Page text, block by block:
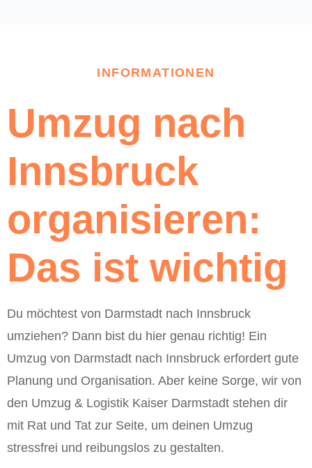
INFORMATIONEN
Umzug nach
Innsbruck
organisieren:
Das ist wichtig
Du möchtest von Darmstadt nach Innsbruck
umziehen? Dann bist du hier genau richtig! Ein
Umzug von Darmstadt nach Innsbruck erfordert gute
Planung und Organisation. Aber keine Sorge, wir von
den Umzug & Logistik Kaiser Darmstadt stehen dir
mit Rat und Tat zur Seite, um deinen Umzug
stressfrei und reibungslos zu gestalten.